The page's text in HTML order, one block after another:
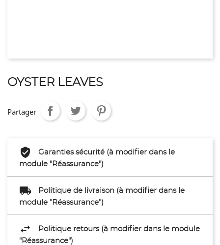
OYSTER LEAVES
Partager
Garanties sécurité (à modifier dans le
module "Réassurance")
Politique de livraison (à modifier dans le
module "Réassurance")
Politique retours (à modifier dans le module
"Réassurance")